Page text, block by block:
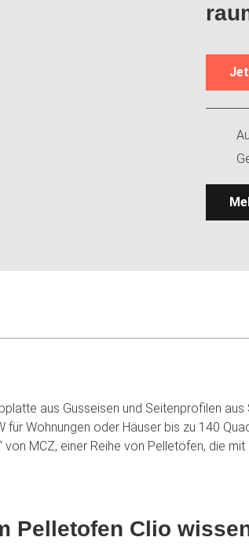
aus Gusseisen und Seitenprofilen aus
für Wohnungen oder Häuser bis zu 140
von MCZ, einer Reihe von Pelletöfen, die
Pelletofen Clio